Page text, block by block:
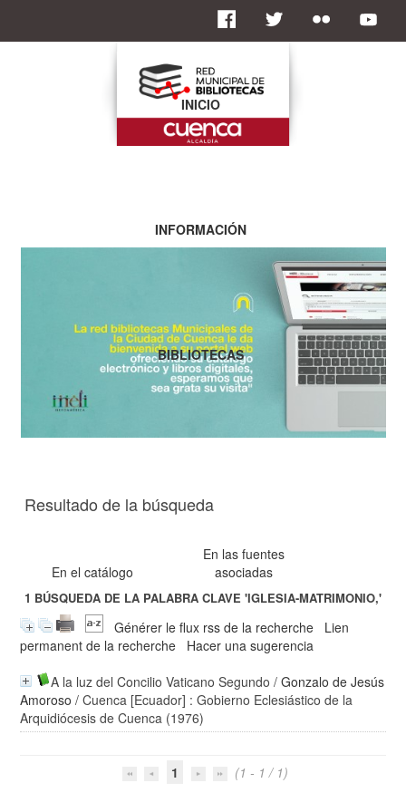
Resultado de la búsqueda
En el catálogo
En las fuentes
asociadas
1 BÚSQUEDA DE LA PALABRA CLAVE'IGLESIA-MATRIMONIO,'
Générer le flux rss de la recherche
Lien
permanent de la recherche
Hacer una sugerencia
A la luz del Concilio Vaticano Segundo /Gonzalo de Jesús
Amoroso / Cuenca [Ecuador] : Gobierno Eclesiástico de la
Arquidiócesis de Cuenca (1976)
1 (1 - 1 / 1)
INICIO
INFORMACIÓN
BIBLIOTECAS